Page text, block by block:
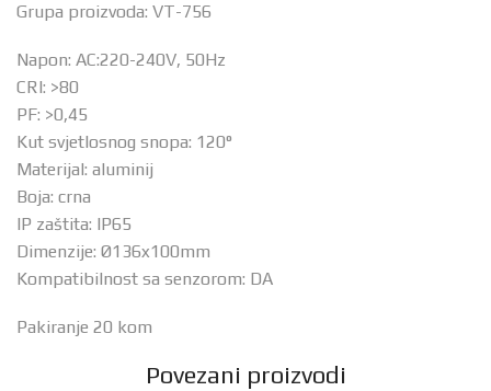
Grupa proizvoda: VT-756
Napon: AC:220-240V, 50Hz
CRI: >80
PF: >0,45
Kut svjetlosnog snopa: 120°
Materijal: aluminij
Boja: crna
IP zaštita: IP65
Dimenzije: Ø136x100mm
Kompatibilnost sa senzorom: DA
Pakiranje 20 kom
Povezani proizvodi